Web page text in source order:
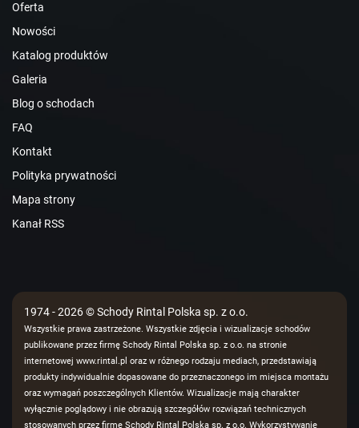
Oferta
Nowości
Katalog produktów
Galeria
Blog o schodach
FAQ
Kontakt
Polityka prywatności
Mapa strony
Kanał RSS
1974 - 2026 © Schody Rintal Polska sp. z o.o.
Wszystkie prawa zastrzeżone. Wszystkie zdjęcia i wizualizacje schodów
publikowane przez firmę Schody Rintal Polska sp. z o.o. na stronie
internetowej www.rintal.pl oraz w różnego rodzaju mediach, przedstawiają
produkty indywidualnie dopasowane do przeznaczonego im miejsca montażu
oraz wymagań poszczególnych Klientów. Wizualizacje mają charakter
wyłącznie poglądowy i nie obrazują szczegółów rozwiązań technicznych
stosowanych przez firmę Schody Rintal Polska sp. z o.o. Wykorzystywanie